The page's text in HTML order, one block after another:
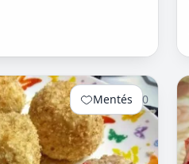
Mentés 0